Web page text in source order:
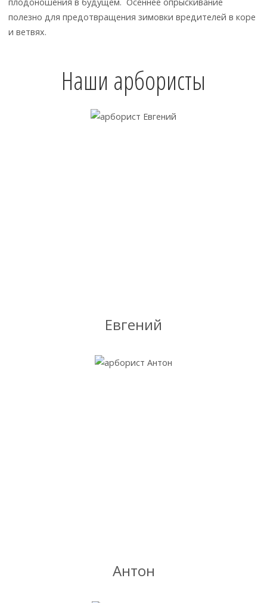
полезно для предотвращения зимовки вредителей в коре
и ветвях.
Наши арбористы
Евгений
Антон